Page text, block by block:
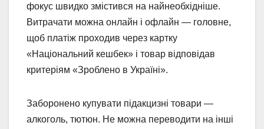
фокус швидко змістився на найнеобхідніше.
Витрачати можна онлайн і офлайн — головне,
щоб платіж проходив через картку
«Національний кешбек» і товар відповідав
критеріям «Зроблено в Україні».
Заборонено купувати підакцизні товари —
алкоголь, тютюн. Не можна переводити на інші